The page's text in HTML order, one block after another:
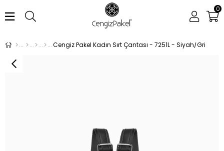
0
Cengiz Pakel Kadın Sırt Çantası - 7251L - Siyah/Gri